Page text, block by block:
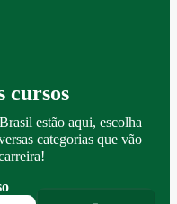
cursos
estão aqui, escolha
categorias que vão